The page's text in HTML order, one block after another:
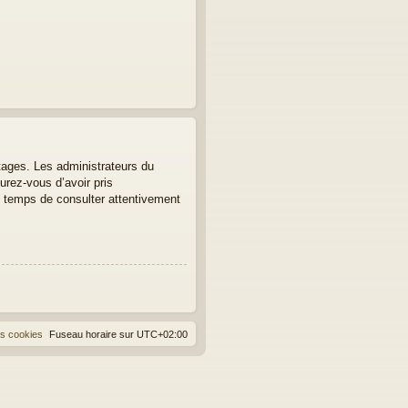
Les administrateurs du
vous d’avoir pris
de consulter attentivement
Fuseau horaire sur UTC+02:00
cookies